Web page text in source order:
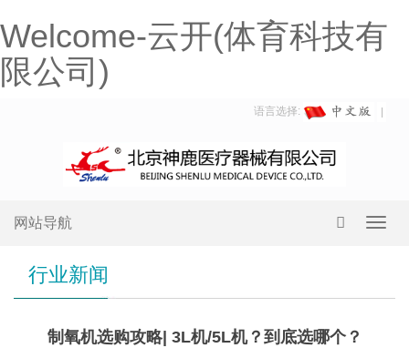
Welcome-云开(体育科技有
限公司)
语言选择:
网站导航
行业新闻
制氧机选购攻略| 3L机/5L机？到底选哪个？